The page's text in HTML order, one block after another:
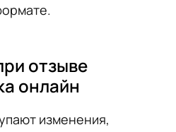
отзыве
онлайн
изменения,